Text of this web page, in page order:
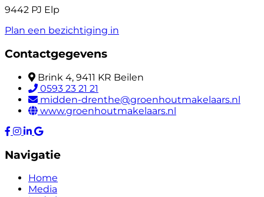
9442 PJ Elp
Plan een bezichtiging in
Contactgegevens
Brink 4, 9411 KR Beilen
0593 23 21 21
midden-drenthe@groenhoutmakelaars.nl
www.groenhoutmakelaars.nl
Navigatie
Home
Media